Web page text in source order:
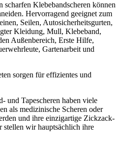
scharfen Klebebandscheren können
Hervorragend geeignet zum
Seilen, Autosicherheitsgurten,
Kleidung, Mull, Klebeband,
Außenbereich, Erste Hilfe,
Gartenarbeit und
sorgen für effizientes und
und Tapescheren haben viele
als medizinische Scheren oder
und ihre einzigartige Zickzack-
stellen wir hauptsächlich ihre